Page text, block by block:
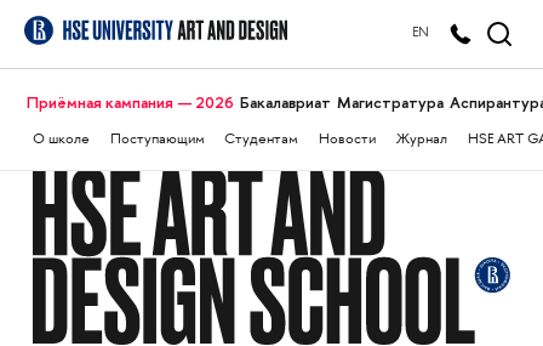
EN
Приёмная кампания — 2026 Бакалавриат Магистратура
О школе Поступающим Студентам Новости Журнал HSE ART